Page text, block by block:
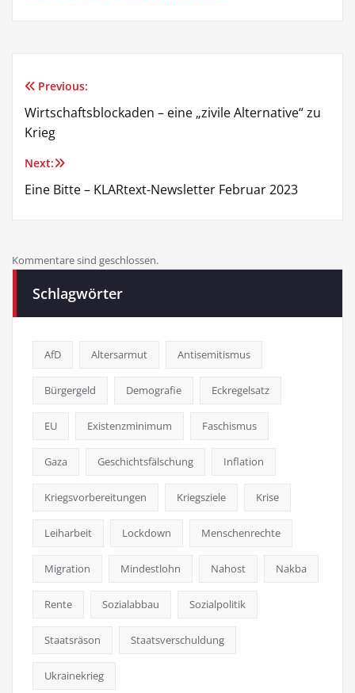
Beitragsnavigation
Previous:
Wirtschaftsblockaden – eine „zivile Alternative“ zu
Krieg
Next:
Eine Bitte – KLARtext-Newsletter Februar 2023
Kommentare sind geschlossen.
Schlagwörter
AfD Altersarmut Antisemitismus
Bürgergeld Demografie Eckregelsatz
EU Existenzminimum Faschismus
Gaza Geschichtsfälschung Inflation
Kriegsvorbereitungen Kriegsziele Krise
Leiharbeit Lockdown Menschenrechte
Migration Mindestlohn Nahost Nakba
Rente Sozialabbau Sozialpolitik
Staatsräson Staatsverschuldung
Ukrainekrieg